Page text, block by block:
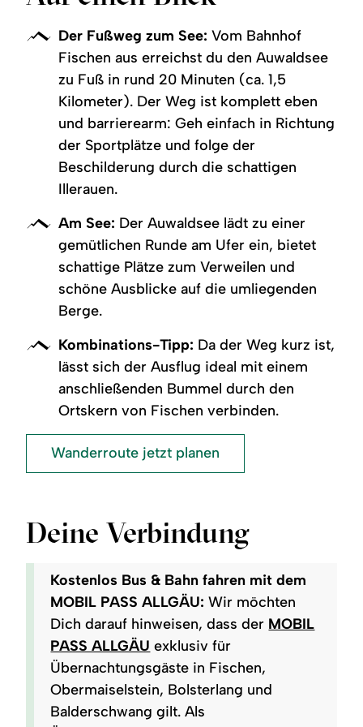
Ruhepavillons
blickt
auf
Fischen
Auwaldsee
FischenDer Fußweg zum See: Vom Bahnhof
Fischen aus erreichst du den Auwaldsee
zu Fuß in rund 20 Minuten (ca. 1,5
Kilometer). Der Weg ist komplett eben
und barrierearm: Geh einfach in Richtung
der Sportplätze und folge der
Beschilderung durch die schattigen
Illerauen.
Am See: Der Auwaldsee lädt zu einer
gemütlichen Runde am Ufer ein, bietet
schattige Plätze zum Verweilen und
schöne Ausblicke auf die umliegenden
Berge.
Kombinations-Tipp: Da der Weg kurz ist,
lässt sich der Ausflug ideal mit einem
anschließenden Bummel durch den
Ortskern von Fischen verbinden.
Wanderroute jetzt planen
Deine Verbindung
Kostenlos Bus & Bahn fahren mit dem
MOBIL PASS ALLGÄU: Wir möchten
Dich darauf hinweisen, dass der MOBIL
PASS ALLGÄU exklusiv für
Übernachtungsgäste in Fischen,
Obermaiselstein, Bolsterlang und
Balderschwang gilt. Als